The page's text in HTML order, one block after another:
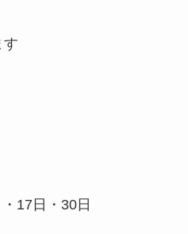
す
17日・30日